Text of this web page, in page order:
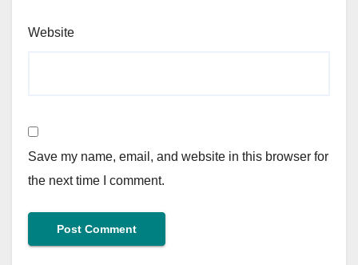
Website
Save my name, email, and website in this browser for
the next time I comment.